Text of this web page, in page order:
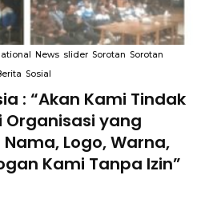
News slider Sorotan Sorotan
Sosial
: “Akan Kami Tindak
Organisasi yang
Logo, Warna,
Kami Tanpa Izin”